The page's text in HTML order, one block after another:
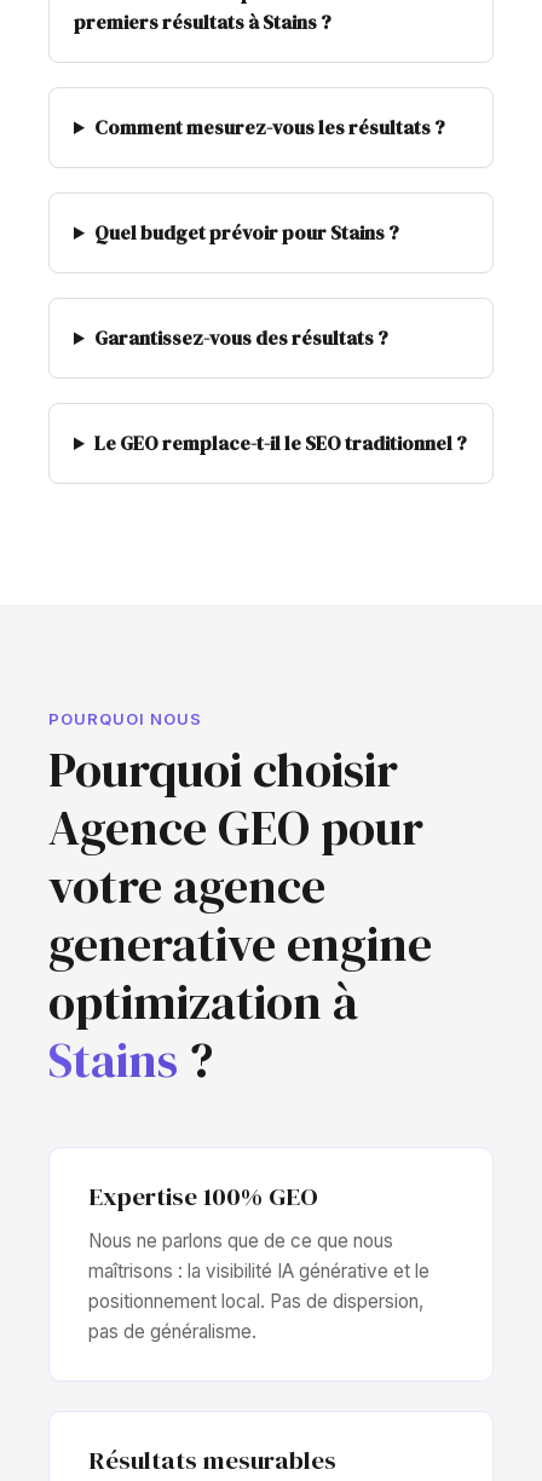
premiers résultats à Stains ?
Comment mesurez-vous les résultats ?
Quel budget prévoir pour Stains ?
Garantissez-vous des résultats ?
Le GEO remplace-t-il le SEO traditionnel ?
POURQUOI NOUS
Pourquoi choisir
Agence GEO pour
votre agence
generative engine
optimization à
Stains ?
Expertise 100% GEO
Nous ne parlons que de ce que nous
maîtrisons : la visibilité IA générative et le
positionnement local. Pas de dispersion,
pas de généralisme.
Résultats mesurables